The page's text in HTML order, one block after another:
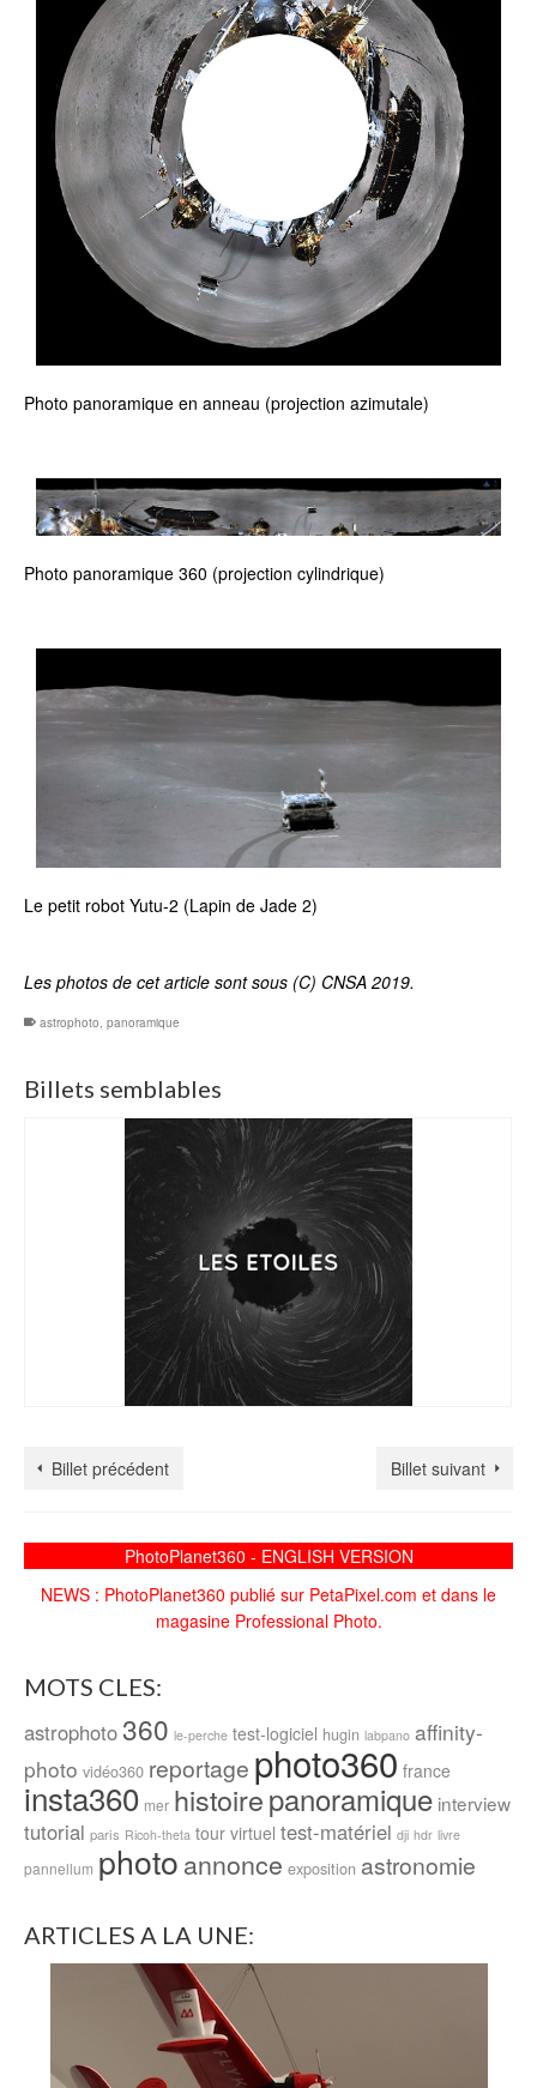
Photo panoramique en anneau (projection azimutale)
Photo panoramique 360 (projection cylindrique)
Le petit robot Yutu-2 (Lapin de Jade 2)
Les photos de cet article sont sous (C) CNSA 2019.
astrophoto, panoramique
Billets semblables
Billet précédent Billet suivant
PhotoPlanet360 - ENGLISH VERSION
NEWS : PhotoPlanet360 publié sur PetaPixel.com et dans le
magasine Professional Photo.
MOTS CLES:
astrophoto360 le-perche test-logiciel hugin labpano affinity-
photo vidéo360 reportage photo360 france
insta360 mer histoirepanoramique interview
tutorial paris Ricoh-theta tour virtuel test-matériel dji hdr livre
pannellum photo annonce exposition astronomie
ARTICLES A LA UNE: